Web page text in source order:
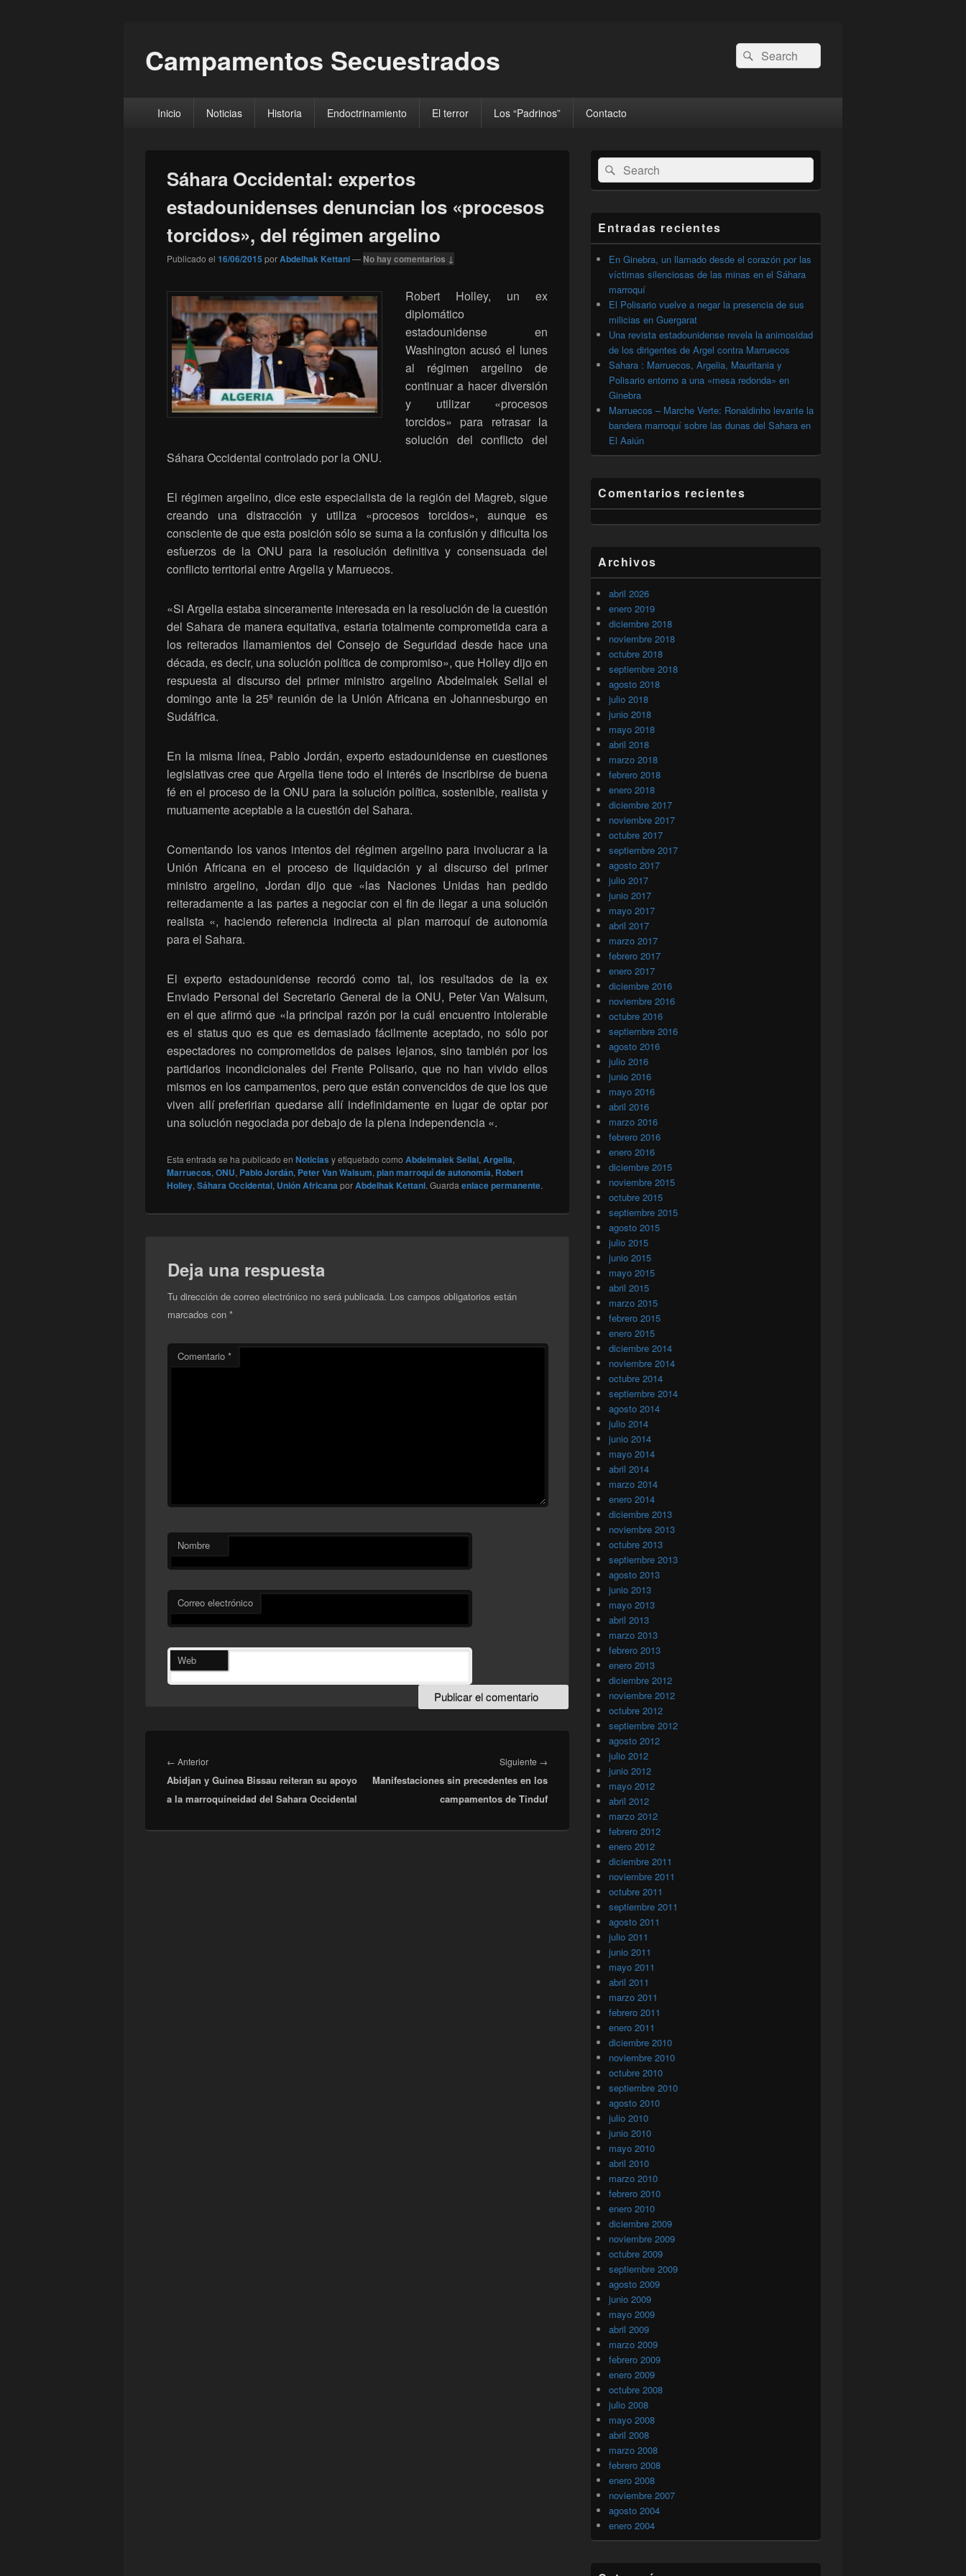
Campamentos Secuestrados
Buscar
por:
Buscar
principalInicio Noticias Historia Endoctrinamiento El terror Los “Padrinos” Contacto
Sáhara Occidental: expertos
estadounidenses denuncian los «procesos
torcidos», del régimen argelino
Publicado el 16/06/2015 porAbdelhak Kettani— No hay comentarios ↓
Robert Holley, un ex
diplomático
estadounidense en
Washington acusó el lunes
al régimen argelino de
continuar a hacer diversión
y utilizar «procesos
torcidos» para retrasar la
solución del conflicto del
Sáhara Occidental controlado por la ONU.
El régimen argelino, dice este especialista de la región del Magreb, sigue
creando una distracción y utiliza «procesos torcidos», aunque es
consciente de que esta posición sólo se suma a la confusión y dificulta los
esfuerzos de la ONU para la resolución definitiva y consensuada del
conflicto territorial entre Argelia y Marruecos.
«Si Argelia estaba sinceramente interesada en la resolución de la cuestión
del Sahara de manera equitativa, estaria totalmente comprometida cara a
los reiterados llamamientos del Consejo de Seguridad desde hace una
década, es decir, una solución política de compromiso», que Holley dijo en
respuesta al discurso del primer ministro argelino Abdelmalek Sellal el
domingo ante la 25ª reunión de la Unión Africana en Johannesburgo en
Sudáfrica.
En la misma línea, Pablo Jordán, experto estadounidense en cuestiones
legislativas cree que Argelia tiene todo el interés de inscribirse de buena
fé en el proceso de la ONU para la solución política, sostenible, realista y
mutuamente aceptable a la cuestión del Sahara.
Comentando los vanos intentos del régimen argelino para involucrar a la
Unión Africana en el proceso de liquidación y al discurso del primer
ministro argelino, Jordan dijo que «las Naciones Unidas han pedido
reiteradamente a las partes a negociar con el fin de llegar a una solución
realista «, haciendo referencia indirecta al plan marroquí de autonomía
para el Sahara.
El experto estadounidense recordó como tal, los resultados de la ex
Enviado Personal del Secretario General de la ONU, Peter Van Walsum,
en el que afirmó que «la principal razón por la cuál encuentro intolerable
es el status quo es que es demasiado fácilmente aceptado, no sólo por
espectadores no comprometidos de paises lejanos, sino también por los
partidarios incondicionales del Frente Polisario, que no han vivido ellos
mismos en los campamentos, pero que están convencidos de que los que
viven allí preferirian quedarse allí indefinidamente en lugar de optar por
una solución negociada por debajo de la plena independencia «.
Esta entrada se ha publicado en Noticias y etiquetado como Abdelmalek Sellal, Argelia,
Marruecos, ONU, Pablo Jordán, Peter Van Walsum, plan marroquí de autonomía, Robert
Holley, Sáhara Occidental, Unión Africana porAbdelhak Kettani. Guarda enlace permanente.
Deja una respuesta
Tu dirección de correo electrónico no será publicada. Los campos obligatorios están
marcados con *
Comentario *
Nombre
Correo electrónico
Web
de
entradas
← AnteriorEntrada
anterior:
Abidjan y Guinea Bissau reiteran su apoyo
a la marroquíneidad del Sahara Occidental
Siguiente →
siguiente:
Manifestaciones sin precedentes en los
campamentos de Tinduf
El
área
de
widget
lateral
primaria
Buscar
por:
Buscar
Entradas recientes
En Ginebra, un llamado desde el corazón por las
víctimas silenciosas de las minas en el Sáhara
marroquí
El Polisario vuelve a negar la presencia de sus
milicias en Guergarat
Una revista estadounidense revela la animosidad
de los dirigentes de Argel contra Marruecos
Sahara : Marruecos, Argelia, Mauritania y
Polisario entorno a una «mesa redonda» en
Ginebra
Marruecos – Marche Verte: Ronaldinho levante la
bandera marroquí sobre las dunas del Sahara en
El Aaiún
Comentarios recientes
Archivos
abril 2026
enero 2019
diciembre 2018
noviembre 2018
octubre 2018
septiembre 2018
agosto 2018
julio 2018
junio 2018
mayo 2018
abril 2018
marzo 2018
febrero 2018
enero 2018
diciembre 2017
noviembre 2017
octubre 2017
septiembre 2017
agosto 2017
julio 2017
junio 2017
mayo 2017
abril 2017
marzo 2017
febrero 2017
enero 2017
diciembre 2016
noviembre 2016
octubre 2016
septiembre 2016
agosto 2016
julio 2016
junio 2016
mayo 2016
abril 2016
marzo 2016
febrero 2016
enero 2016
diciembre 2015
noviembre 2015
octubre 2015
septiembre 2015
agosto 2015
julio 2015
junio 2015
mayo 2015
abril 2015
marzo 2015
febrero 2015
enero 2015
diciembre 2014
noviembre 2014
octubre 2014
septiembre 2014
agosto 2014
julio 2014
junio 2014
mayo 2014
abril 2014
marzo 2014
enero 2014
diciembre 2013
noviembre 2013
octubre 2013
septiembre 2013
agosto 2013
junio 2013
mayo 2013
abril 2013
marzo 2013
febrero 2013
enero 2013
diciembre 2012
noviembre 2012
octubre 2012
septiembre 2012
agosto 2012
julio 2012
junio 2012
mayo 2012
abril 2012
marzo 2012
febrero 2012
enero 2012
diciembre 2011
noviembre 2011
octubre 2011
septiembre 2011
agosto 2011
julio 2011
junio 2011
mayo 2011
abril 2011
marzo 2011
febrero 2011
enero 2011
diciembre 2010
noviembre 2010
octubre 2010
septiembre 2010
agosto 2010
julio 2010
junio 2010
mayo 2010
abril 2010
marzo 2010
febrero 2010
enero 2010
diciembre 2009
noviembre 2009
octubre 2009
septiembre 2009
agosto 2009
junio 2009
mayo 2009
abril 2009
marzo 2009
febrero 2009
enero 2009
octubre 2008
julio 2008
mayo 2008
abril 2008
marzo 2008
febrero 2008
enero 2008
noviembre 2007
agosto 2004
enero 2004